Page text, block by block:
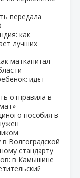
передала
как
лучших
маткапитал
идёт
отправила в
пособия в
Волгоградской
стандарту
в Камышине